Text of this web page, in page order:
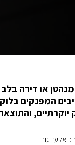
או דירה
המפנקים
יוקרתיים,
אלעד גונן